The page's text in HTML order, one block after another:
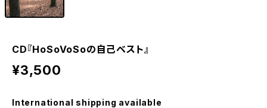
CD『HoSoVoSoの自己ベスト』
¥3,500
International shipping available